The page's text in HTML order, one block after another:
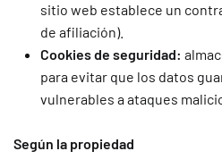
sitio web establece un
de afiliación).
Cookies de seguridad:
para evitar que los datos
vulnerables a ataques
Según la propiedad